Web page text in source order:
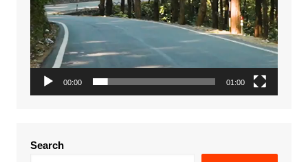
00:00 01:00
Search